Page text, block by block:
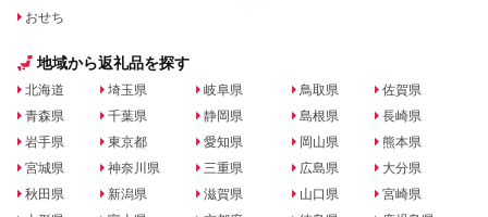
おせち
地域から返礼品を探す
北海道
青森県
岩手県
宮城県
秋田県
埼玉県
千葉県
東京都
神奈川県
新潟県
岐阜県
静岡県
愛知県
三重県
滋賀県
鳥取県
島根県
岡山県
広島県
山口県
佐賀県
長崎県
熊本県
大分県
宮崎県